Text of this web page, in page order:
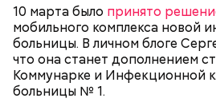
10 марта было принято
мобильного комплекса новой
больницы. В личном блоге
что она станет дополнением
Коммунарке и Инфекционной
больницы № 1.